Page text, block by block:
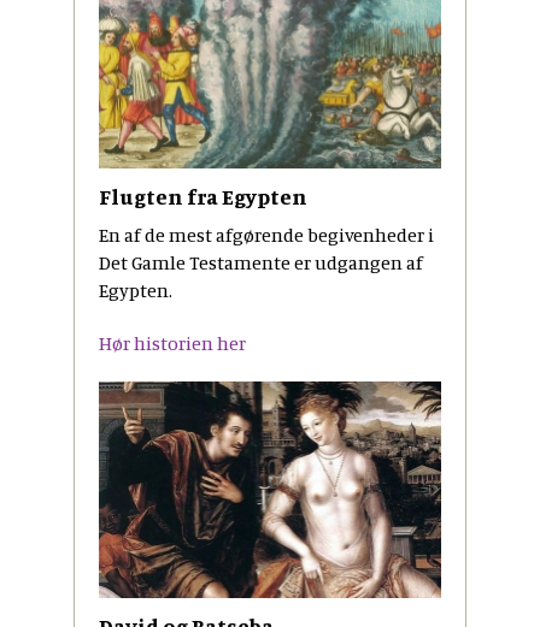
Flugten fra Egypten
En af de mest afgørende begivenheder i
Det Gamle Testamente er udgangen af
Egypten.
Hør historien her